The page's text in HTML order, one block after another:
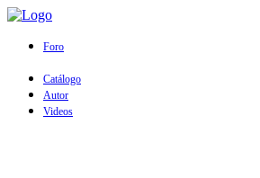
Foro
Catálogo
Autor
Videos